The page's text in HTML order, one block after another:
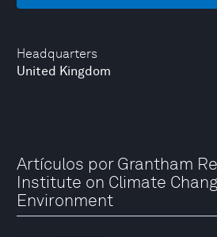
Headquarters
United Kingdom
Artículos por Grantham
Institute on Climate
Environment